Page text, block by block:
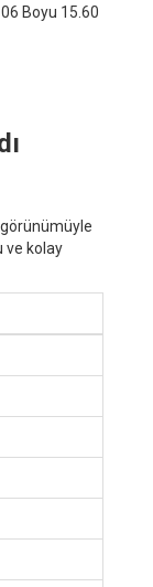
Boyu 15.60
ve kolay